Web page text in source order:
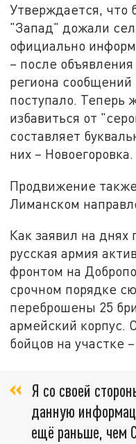
Утверждается, что
"Запад" дожали
официально
– после
региона
поступало. Теперь
избавиться от
составляет
них – Новоегоровка.
Продвижение
Лиманском
Как заявил на
русская армия
фронтом на
срочном порядке
переброшены 25
армейский корпус.
бойцов на участке
Я со своей
данную
ещё раньше, чем